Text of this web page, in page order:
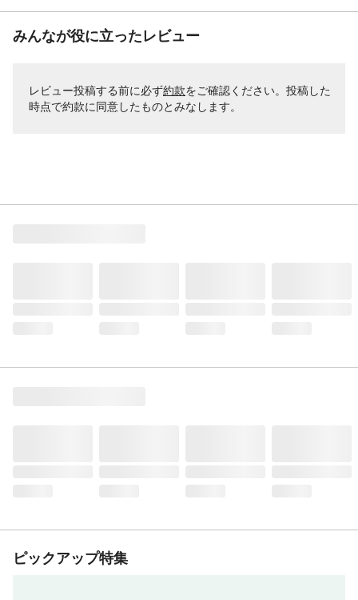
みんなが役に立ったレビュー
レビュー投稿する前に必ず約款をご確認ください。投稿した
時点で約款に同意したものとみなします。
ピックアップ特集